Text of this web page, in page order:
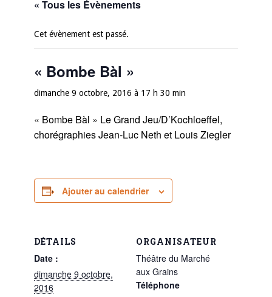
« Tous les Évènements
Cet évènement est passé.
« Bombe Bàl »
dimanche 9 octobre, 2016 à 17 h 30 min
« Bombe Bàl » Le Grand Jeu/D’Kochloeffel,
chorégraphies Jean-Luc Neth et Louis Ziegler
Ajouter au calendrier
DÉTAILS
Date :
dimanche 9 octobre,
2016
ORGANISATEUR
Théâtre du Marché
aux Grains
Téléphone